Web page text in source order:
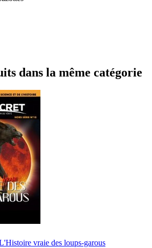
dans la même catégorie
vraie des loups-garous